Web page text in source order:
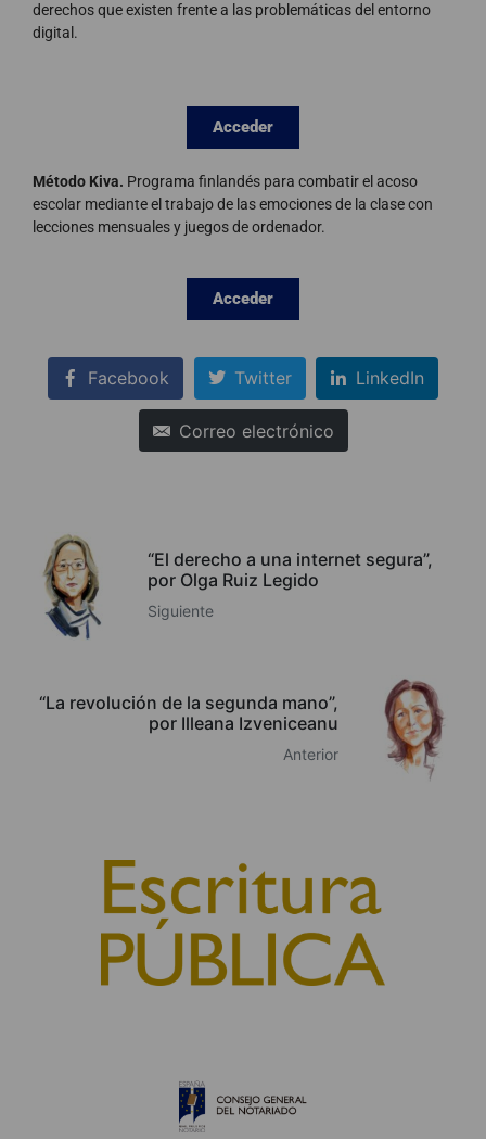
derechos que existen frente a las problemáticas del entorno
digital.
Acceder
Método Kiva. Programa finlandés para combatir el acoso
escolar mediante el trabajo de las emociones de la clase con
lecciones mensuales y juegos de ordenador.
Acceder
Facebook Twitter LinkedIn
Correo electrónico
“El derecho a una internet segura”,
por Olga Ruiz Legido
Siguiente
“La revolución de la segunda mano”,
por Illeana Izveniceanu
Anterior